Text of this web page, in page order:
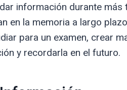
información durante más
en la memoria a largo
para un examen, crear
y recordarla en el futuro.